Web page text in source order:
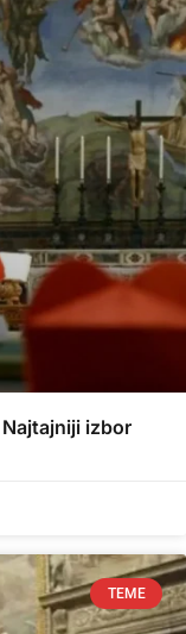
Najtajniji izbor
TEME